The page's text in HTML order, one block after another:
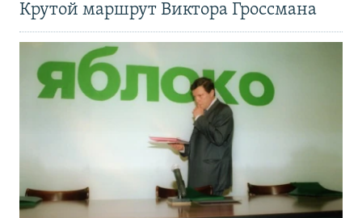
Крутой маршрут Виктора Гроссмана